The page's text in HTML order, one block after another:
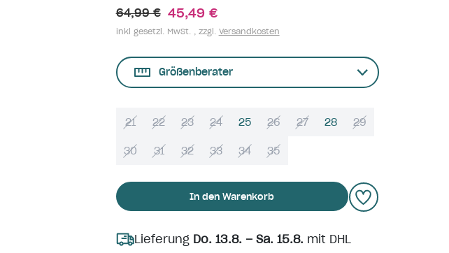
64,99 € 45,49 €
inkl gesetzl. MwSt. , zzgl. Versandkosten
Größenberater
21 22 23 24 25 26 27 28 29
30 31 32 33 34 35
In den Warenkorb
Lieferung Do. 13.8. – Sa. 15.8.mit DHL